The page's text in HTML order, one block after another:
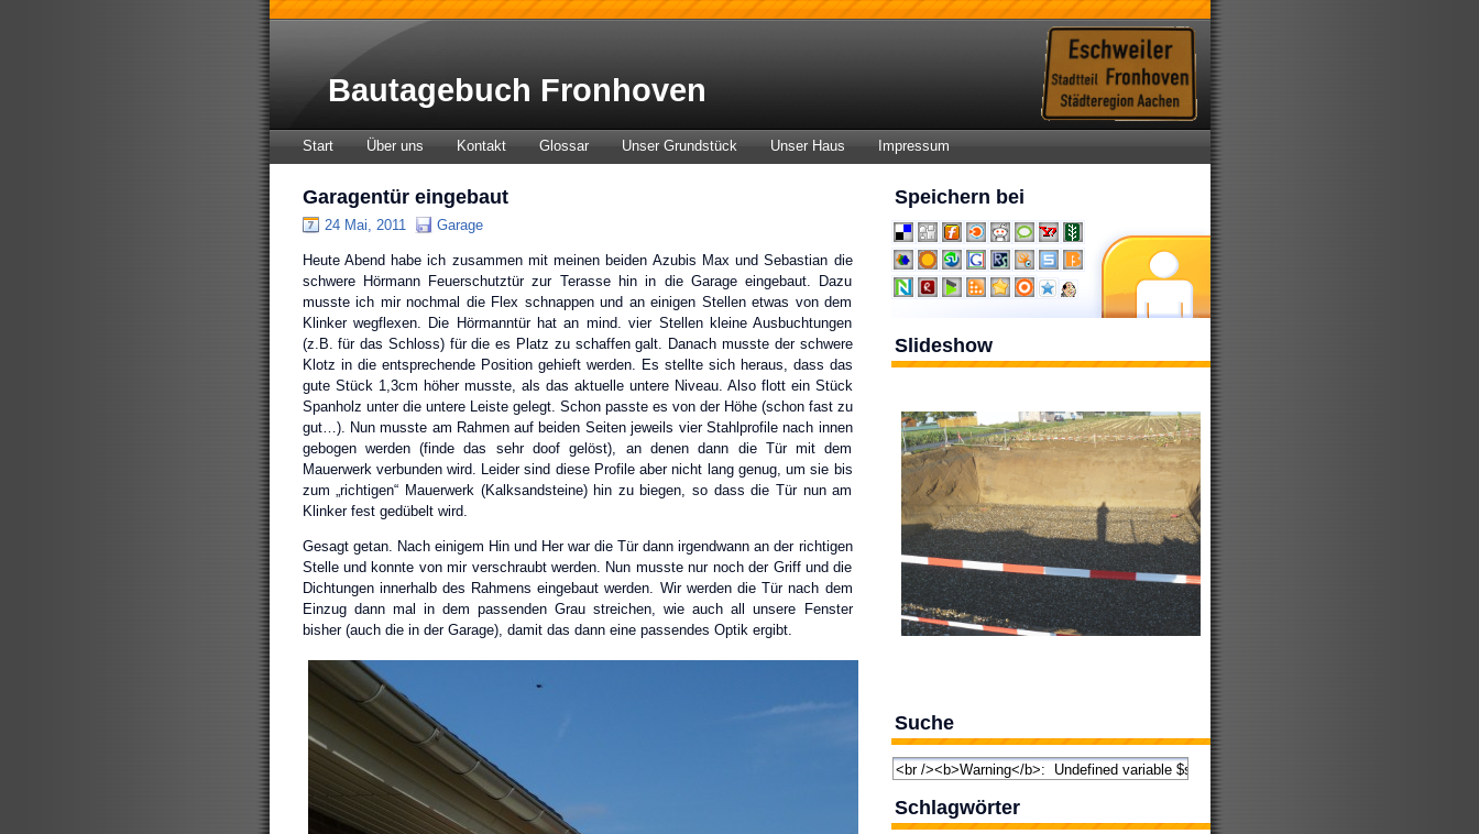
Bautagebuch Fronhoven
Start Über uns Kontakt Glossar Unser Grundstück Unser Haus Impressum
Garagentür eingebaut
24 Mai, 2011 Garage
Heute Abend habe ich zusammen mit meinen beiden Azubis Max und Sebastian die
schwere Hörmann Feuerschutztür zur Terasse hin in die Garage eingebaut. Dazu
musste ich mir nochmal die Flex schnappen und an einigen Stellen etwas von dem
Klinker wegflexen. Die Hörmanntür hat an mind. vier Stellen kleine Ausbuchtungen
(z.B. für das Schloss) für die es Platz zu schaffen galt. Danach musste der schwere
Klotz in die entsprechende Position gehieft werden. Es stellte sich heraus, dass das
gute Stück 1,3cm höher musste, als das aktuelle untere Niveau. Also flott ein Stück
Spanholz unter die untere Leiste gelegt. Schon passte es von der Höhe (schon fast zu
gut…). Nun musste am Rahmen auf beiden Seiten jeweils vier Stahlprofile nach innen
gebogen werden (finde das sehr doof gelöst), an denen dann die Tür mit dem
Mauerwerk verbunden wird. Leider sind diese Profile aber nicht lang genug, um sie bis
zum „richtigen“ Mauerwerk (Kalksandsteine) hin zu biegen, so dass die Tür nun am
Klinker fest gedübelt wird.
Gesagt getan. Nach einigem Hin und Her war die Tür dann irgendwann an der richtigen
Stelle und konnte von mir verschraubt werden. Nun musste nur noch der Griff und die
Dichtungen innerhalb des Rahmens eingebaut werden. Wir werden die Tür nach dem
Einzug dann mal in dem passenden Grau streichen, wie auch all unsere Fenster
bisher (auch die in der Garage), damit das dann eine passendes Optik ergibt.
Speichern bei
Slideshow
Suche
Schlagwörter